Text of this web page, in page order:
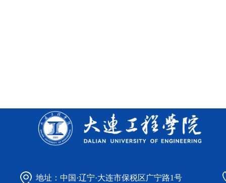
地址：中国·辽宁·大连市保税区广宁路1号